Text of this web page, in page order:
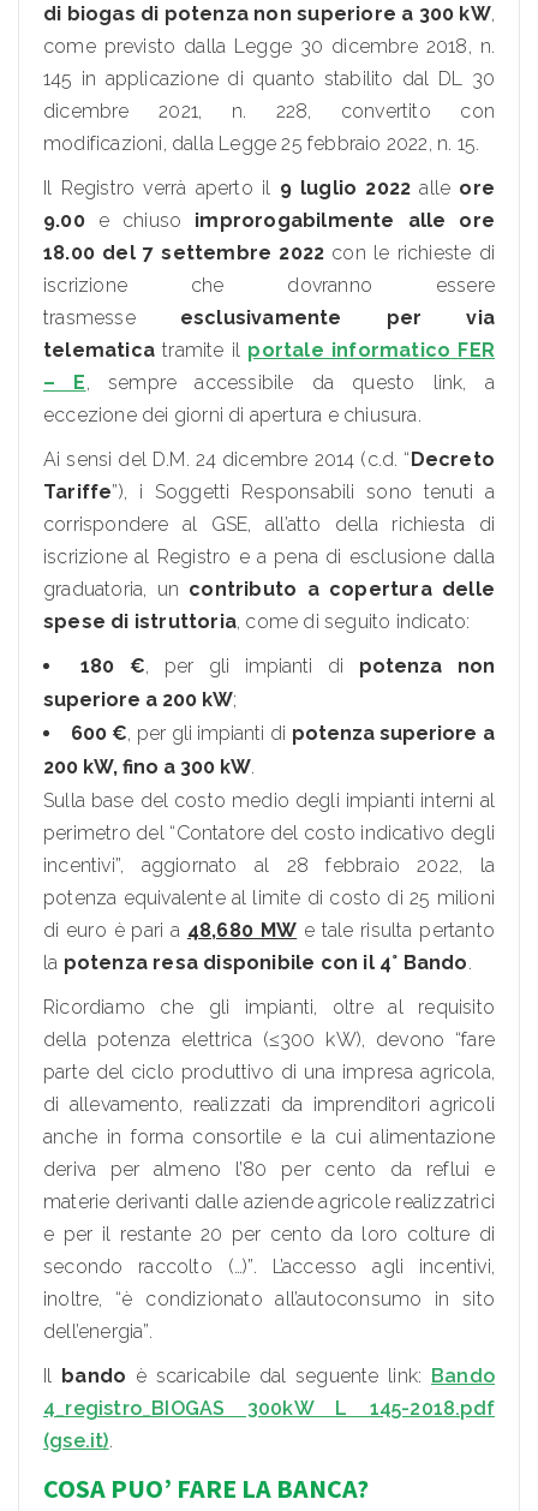
di biogas di potenza non superiore a 300 kW,
come previsto dalla Legge 30 dicembre 2018, n.
145 in applicazione di quanto stabilito dal DL 30
dicembre 2021, n. 228, convertito con
modificazioni, dalla Legge 25 febbraio 2022, n. 15.
Il Registro verrà aperto il 9 luglio 2022 alle ore
9.00e chiuso improrogabilmente alle ore
18.00 del 7 settembre 2022 con le richieste di
iscrizione che dovranno essere
trasmesse esclusivamente per via
telematica tramite il portale informatico FER
– E, sempre accessibile da questo link, a
eccezione dei giorni di apertura e chiusura.
Ai sensi del D.M. 24 dicembre 2014 (c.d. “Decreto
Tariffe”), i Soggetti Responsabili sono tenuti a
corrispondere al GSE, all’atto della richiesta di
iscrizione al Registro e a pena di esclusione dalla
graduatoria, un contributo a copertura delle
spese di istruttoria, come di seguito indicato:
180 €, per gli impianti di potenza non
superiore a 200 kW;
600 €, per gli impianti di potenza superiore a
200 kW, fino a 300 kW.
Sulla base del costo medio degli impianti interni al
perimetro del “Contatore del costo indicativo degli
incentivi”, aggiornato al 28 febbraio 2022, la
potenza equivalente al limite di costo di 25 milioni
di euro è pari a 48,680 MW e tale risulta pertanto
la potenza resa disponibile con il 4° Bando.
Ricordiamo che gli impianti, oltre al requisito
della potenza elettrica (≤300 kW), devono “fare
parte del ciclo produttivo di una impresa agricola,
di allevamento, realizzati da imprenditori agricoli
anche in forma consortile e la cui alimentazione
deriva per almeno l’80 per cento da reflui e
materie derivanti dalle aziende agricole realizzatrici
e per il restante 20 per cento da loro colture di
secondo raccolto (…)”. L’accesso agli incentivi,
inoltre, “è condizionato all’autoconsumo in sito
dell’energia”.
Il bando è scaricabile dal seguente link: Bando
4_registro_BIOGAS 300kW L 145-2018.pdf
(gse.it).
COSA PUO’ FARE LA BANCA?